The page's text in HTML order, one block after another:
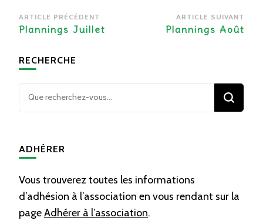
Navigation
d’article
ARTICLE PRÉCÉDENT
Plannings Juillet
ARTICLE SUIVANT
Plannings Août
RECHERCHE
Vous
recherchiez
chose ?
ADHÉRER
Vous trouverez toutes les informations
d’adhésion à l’association en vous rendant sur la
pageAdhérer à l’association.